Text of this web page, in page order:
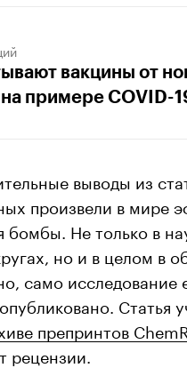
вакцины от
примере COVID-
выводы из
произвели в мире
бомбы. Не только в
но и в целом в
само исследование
Статья
препринтов
рецензии.